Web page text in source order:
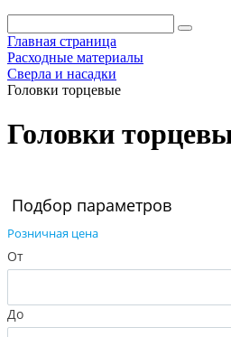
Главная страница
Расходные материалы
Сверла и насадки
Головки торцевые
Головки
Подбор параметров
Розничная цена
От
До